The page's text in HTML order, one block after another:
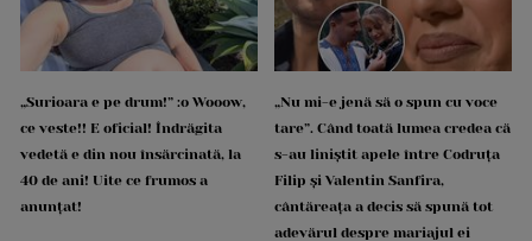
„Surioara e pe drum!” :o Wooow,
ce veste!! E oficial! Îndrăgita
vedetă e din nou însărcinată, la
40 de ani! Uite ce frumos a
anunțat!
„Nu mi-e jenă să o spun cu voce
tare”. Când toată lumea credea că
s-au liniștit apele între Codruța
Filip și Valentin Sanfira,
cântăreața a decis să spună tot
adevărul despre mariajul ei